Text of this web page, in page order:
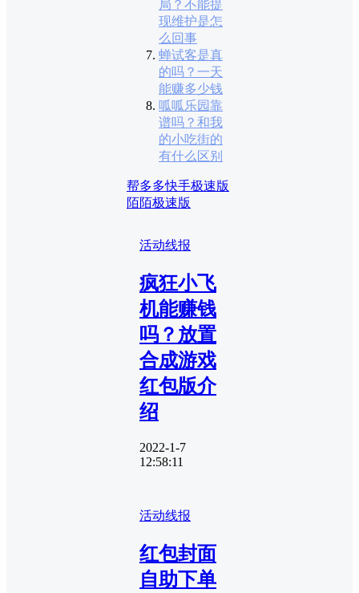
局？不能提
现维护是怎
么回事
蝉试客是真
的吗？一天
能赚多少钱
呱呱乐园靠
谱吗？和我
的小吃街的
有什么区别
帮多多快手极速版
陌陌极速版
活动线报
疯狂小飞
机能赚钱
吗？放置
合成游戏
红包版介
绍
2022-1-7
12:58:11
活动线报
红包封面
自助下单